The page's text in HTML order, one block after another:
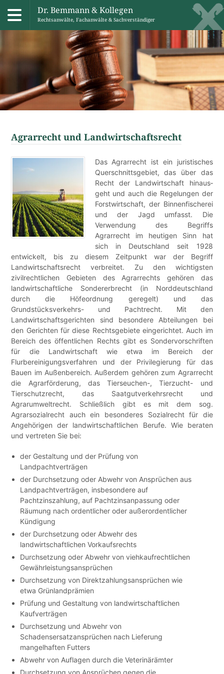
content
Dr. Bemmann & Kollegen
Rechtsanwälte, Fachanwälte & Sachverständiger
Agrarrecht und Landwirtschaftsrecht
Das Agrarrecht ist ein juristisches
Querschnitts­gebiet, das über das
Recht der Landwirtschaft hinaus­
geht und auch die Regelungen der
Forstwirtschaft, der Binnenfischerei
und der Jagd umfasst. Die
Verwendung des Begriffs
Agrarrecht im heutigen Sinn hat
sich in Deutschland seit 1928
entwickelt, bis zu diesem Zeitpunkt war der Begriff
Landwirtschaftsrecht verbreitet. Zu den wichtigsten
zivilrechtlichen Gebieten des Agrarrechts gehören das
landwirtschaftliche Sondererbrecht (in Norddeutschland
durch die Höfeordnung geregelt) und das
Grundstücksverkehrs- und Pachtrecht. Mit den
Landwirtschaftsgerichten sind besondere Abteilungen bei
den Gerichten für diese Rechtsgebiete eingerichtet. Auch im
Bereich des öffentlichen Rechts gibt es Sondervorschriften
für die Landwirtschaft wie etwa im Bereich der
Flurbereinigungsverfahren und der Privilegierung für das
Bauen im Außenbereich. Außerdem gehören zum Agrarrecht
die Agrarförderung, das Tierseuchen-, Tierzucht- und
Tierschutzrecht, das Saatgutverkehrsrecht und
Agrarumweltrecht. Schließlich gibt es mit dem sog.
Agrarsozialrecht auch ein besonderes Sozialrecht für die
Angehörigen der landwirtschaftlichen Berufe. Wie beraten
und vertreten Sie bei:
der Gestaltung und der Prüfung von
Landpachtverträgen
der Durchsetzung oder Abwehr von Ansprüchen aus
Landpachtverträgen, insbesondere auf
Pachtzinszahlung, auf Pachtzinsanpassung oder
Räumung nach ordentlicher oder außerordentlicher
Kündigung
der Durchsetzung oder Abwehr des
landwirtschaftlichen Vorkaufsrechts
Durchsetzung oder Abwehr von viehkaufrechtlichen
Gewährleistungsansprüchen
Durchsetzung von Direktzahlungsansprüchen wie
etwa Grünlandprämien
Prüfung und Gestaltung von landwirtschaftlichen
Kaufverträgen
Durchsetzung und Abwehr von
Schadensersatzansprüchen nach Lieferung
mangelhaften Futters
Abwehr von Auflagen durch die Veterinärämter
Durchsetzung von Ansprüchen gegen die